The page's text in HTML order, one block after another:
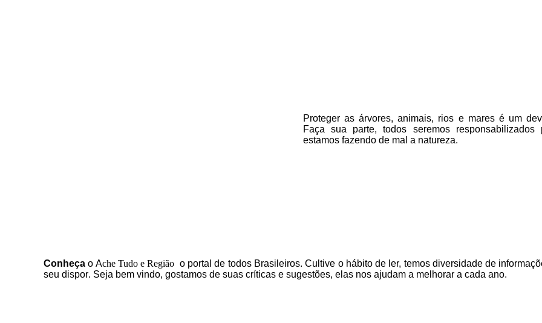
Proteger as árvores, animais, rios e mares é um
Faça sua parte, todos seremos responsabilizados
estamos fazendo de mal a natureza.
Conheça o Ache Tudo e Região o portalde todos Brasileiros. Cultive o hábito de ler, temos diversidade de
seu dispor. Seja bem vindo, gostamos de suas críticas e sugestões, elas nos ajudam a melhorar a cada ano.